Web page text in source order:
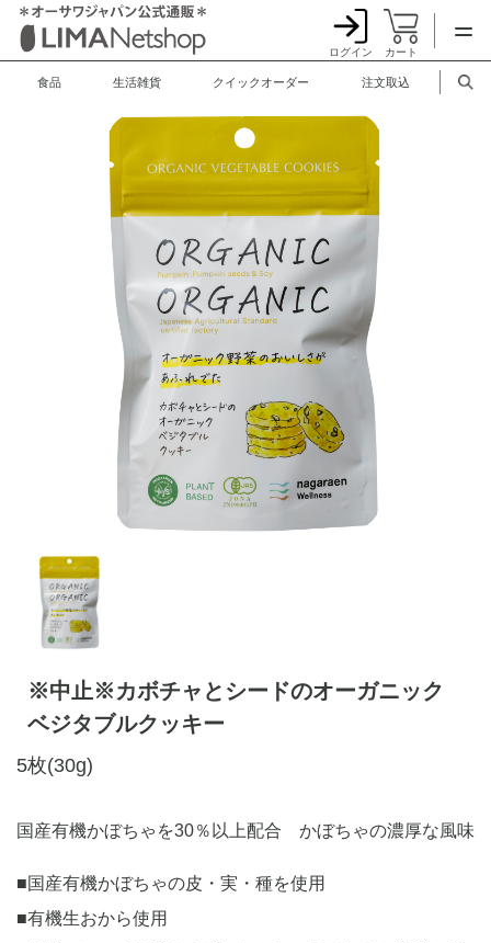
ログイン カート
食品 生活雑貨 クイックオーダー 注文取込
※中止※カボチャとシードのオーガニック
ベジタブルクッキー
5枚(30g)
国産有機かぼちゃを30％以上配合 かぼちゃの濃厚な風味
■国産有機かぼちゃの皮・実・種を使用
■有機生おから使用